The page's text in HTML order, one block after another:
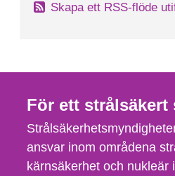
Skapa ett RSS-flöde
För ett strålsäkert
ansvar inom områdena
kärnsäkerhet och nukleär